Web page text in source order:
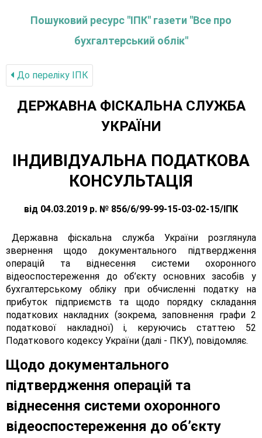
Пошуковий ресурс "ІПК" газети "Все про
бухгалтерський облік"
До переліку IПК
ДЕРЖАВНА ФІСКАЛЬНА СЛУЖБА
УКРАЇНИ
ІНДИВІДУАЛЬНА ПОДАТКОВА
КОНСУЛЬТАЦІЯ
від 04.03.2019 р. № 856/6/99-99-15-03-02-15/ІПК
Державна фіскальна служба України розглянула
звернення щодо документального підтвердження
операцій та віднесення системи охоронного
відеоспостереження до об’єкту основних засобів у
бухгалтерському обліку при обчисленні податку на
прибуток підприємств та щодо порядку складання
податкових накладних (зокрема, заповнення графи 2
податкової накладної) і, керуючись статтею 52
Податкового кодексу України (далі - ПКУ), повідомляє.
Щодо документального
підтвердження операцій та
віднесення системи охоронного
відеоспостереження до об’єкту